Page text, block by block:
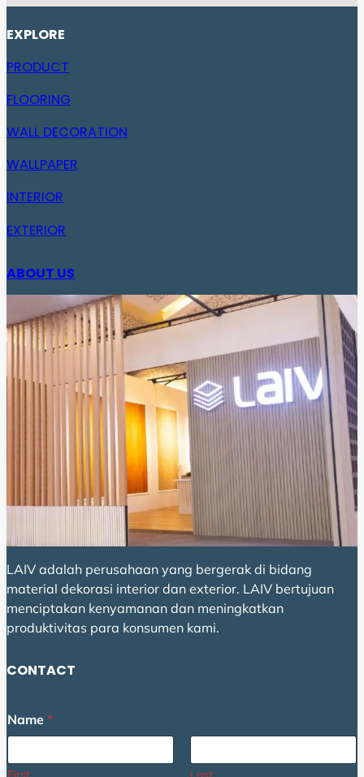
EXPLORE
PRODUCT
FLOORING
WALL DECORATION
WALLPAPER
INTERIOR
EXTERIOR
ABOUT US
LAIV adalah perusahaan yang bergerak di bidang
material dekorasi interior dan exterior. LAIV bertujuan
menciptakan kenyamanan dan meningkatkan
produktivitas para konsumen kami.
CONTACT
Name *